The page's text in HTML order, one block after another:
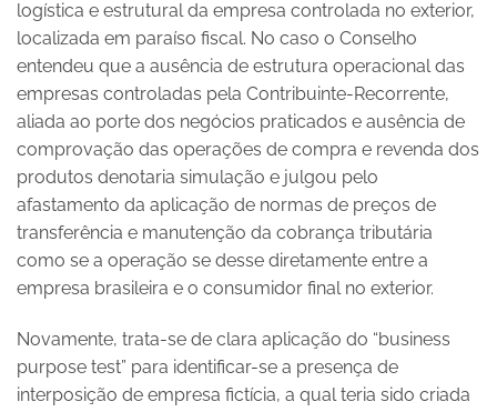
logística e estrutural da empresa controlada no exterior,
localizada em paraíso fiscal. No caso o Conselho
entendeu que a ausência de estrutura operacional das
empresas controladas pela Contribuinte-Recorrente,
aliada ao porte dos negócios praticados e ausência de
comprovação das operações de compra e revenda dos
produtos denotaria simulação e julgou pelo
afastamento da aplicação de normas de preços de
transferência e manutenção da cobrança tributária
como se a operação se desse diretamente entre a
empresa brasileira e o consumidor final no exterior.
Novamente, trata-se de clara aplicação do “business
purpose test” para identificar-se a presença de
interposição de empresa fictícia, a qual teria sido criada